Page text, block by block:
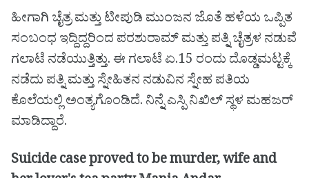
ಹೀಗಾಗಿ ಚೈತ್ರ ಮತ್ತು ಟೀಪುಡಿ ಮುಂಜನ ಜೊತೆ ಹಳೆಯ ಒಪ್ಪಿತ
ಸಂಬಂಧ ಇದ್ದಿದ್ದರಿಂದ ಪರಶುರಾಮ್ ಮತ್ತು ಪತ್ನಿ ಚೈತ್ರಳ ನಡುವೆ
ಗಲಾಟೆ ನಡೆಯುತ್ತಿತ್ತು. ಈ ಗಲಾಟೆ ಏ.15 ರಂದು ದೊಡ್ಡಮಟ್ಟಕ್ಕೆ
ನಡೆದು ಪತ್ನಿ ಮತ್ತು ಸ್ನೇಹಿತನ ನಡುವಿನ ಸ್ನೇಹ ಪತಿಯ
ಕೊಲೆಯಲ್ಲಿ ಅಂತ್ಯಗೊಂಡಿದೆ. ನಿನ್ನೆ ಎಸ್ಪಿ ನಿಖಿಲ್ ಸ್ಥಳ ಮಹಜರ್
ಮಾಡಿದ್ದಾರೆ.
Suicide case proved to be murder, wife and